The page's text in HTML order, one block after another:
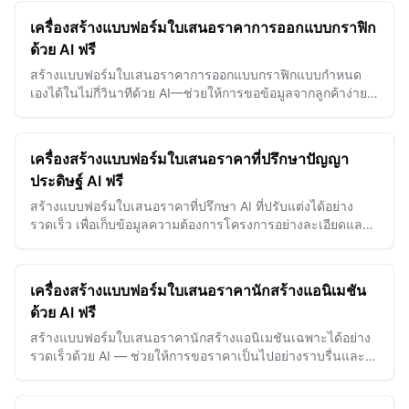
เครื่องสร้างแบบฟอร์มใบเสนอราคาการออกแบบกราฟิก
ด้วย AI ฟรี
สร้างแบบฟอร์มใบเสนอราคาการออกแบบกราฟิกแบบกำหนด
เองได้ในไม่กี่วินาทีด้วย AI—ช่วยให้การขอข้อมูลจากลูกค้าง่าย
เครื่องสร้างแบบฟอร์มใบเสนอราคาที่ปรึกษาปัญญา
ประดิษฐ์ AI ฟรี
สร้างแบบฟอร์มใบเสนอราคาที่ปรึกษา AI ที่ปรับแต่งได้อย่าง
รวดเร็ว เพื่อเก็บข้อมูลความต้องการโครงการอย่างละเอียดและ
เครื่องสร้างแบบฟอร์มใบเสนอราคานักสร้างแอนิเมชัน
ด้วย AI ฟรี
สร้างแบบฟอร์มใบเสนอราคานักสร้างแอนิเมชันเฉพาะได้อย่าง
รวดเร็วด้วย AI — ช่วยให้การขอราคาเป็นไปอย่างราบรื่นและ